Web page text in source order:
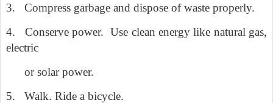
3.
Compress garbage and dispose of waste properly.
4.
Conserve power. Use clean energy like natural gas,
electric
or solar power.
5.
Walk. Ride a bicycle.